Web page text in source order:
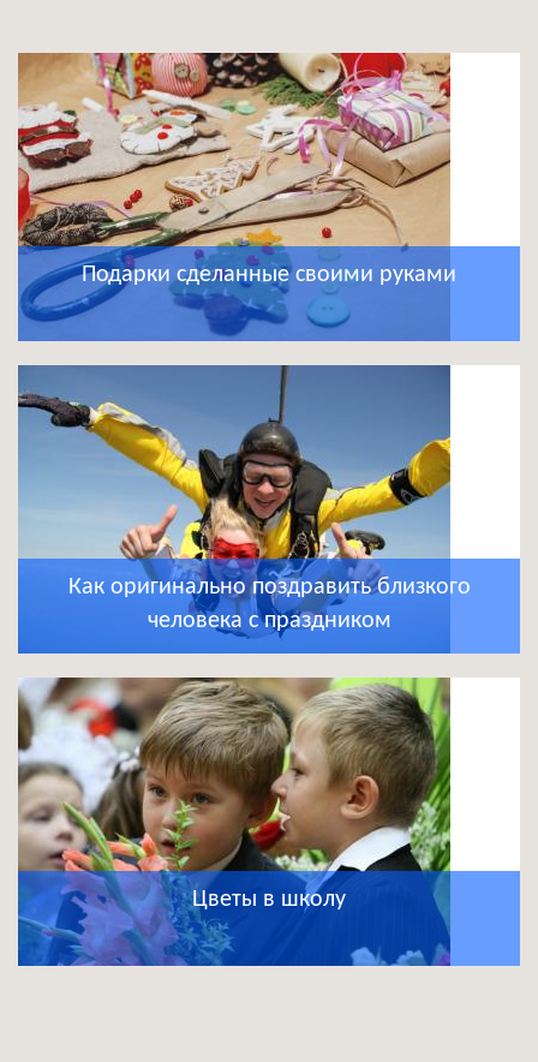
Подарки сделанные своими руками
Как оригинально поздравить близкого
человека с праздником
Цветы в школу